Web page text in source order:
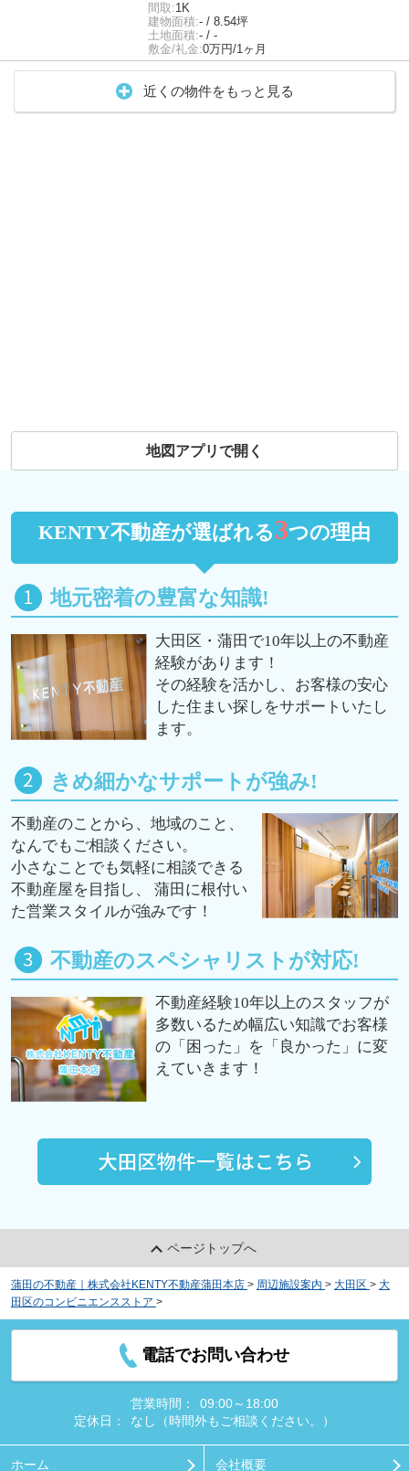
間取:1K
建物面積:- / 8.54坪
土地面積:- / -
敷金/礼金:0万円/1ヶ月
近くの物件をもっと見る
地図アプリで開く
KENTY不動産が選ばれる3つの理由
地元密着の豊富な知識!
大田区・蒲田で10年以上の不動産
経験があります！
その経験を活かし、お客様の安心
した住まい探しをサポートいたし
ます。
きめ細かなサポートが強み!
不動産のことから、地域のこと、
なんでもご相談ください。
小さなことでも気軽に相談できる
不動産屋を目指し、 蒲田に根付い
た営業スタイルが強みです！
不動産のスペシャリストが対応!
不動産経験10年以上のスタッフが
多数いるため幅広い知識でお客様
の「困った」を「良かった」に変
えていきます！
ページトップへ
蒲田の不動産｜株式会社KENTY不動産蒲田本店 > 周辺施設案内 > 大田区 > 大
田区のコンビニエンスストア >
電話でお問い合わせ
営業時間：
09:00～18:00
定休日：
なし（時間外もご相談ください。）
ホーム 会社概要